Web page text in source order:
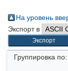
На уровень
Экспорт в
Группировка по: